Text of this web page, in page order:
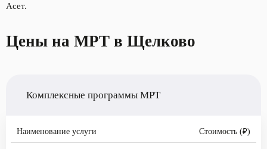
Асет.
Цены на МРТ в Щелково
Комплексные программы МРТ
Наименование услуги Стоимость (₽)